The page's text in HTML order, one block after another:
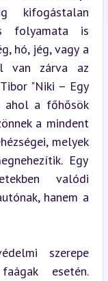
kifogástalan
folyamata is
hó, jég, vagy a
van zárva az
"Niki – Egy
ahol a főhősök
a mindent
melyek
Egy
valódi
hanem a
szerepe
esetén.